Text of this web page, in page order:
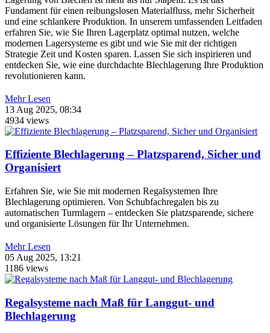
Fundament für einen reibungslosen Materialfluss, mehr Sicherheit
und eine schlankere Produktion. In unserem umfassenden Leitfaden
erfahren Sie, wie Sie Ihren Lagerplatz optimal nutzen, welche
modernen Lagersysteme es gibt und wie Sie mit der richtigen
Strategie Zeit und Kosten sparen. Lassen Sie sich inspirieren und
entdecken Sie, wie eine durchdachte Blechlagerung Ihre Produktion
revolutionieren kann.
Mehr Lesen
13 Aug 2025, 08:34
4934 views
Effiziente Blechlagerung – Platzsparend, Sicher und
Organisiert
Erfahren Sie, wie Sie mit modernen Regalsystemen Ihre
Blechlagerung optimieren. Von Schubfachregalen bis zu
automatischen Turmlagern – entdecken Sie platzsparende, sichere
und organisierte Lösungen für Ihr Unternehmen.
Mehr Lesen
05 Aug 2025, 13:21
1186 views
Regalsysteme nach Maß für Langgut- und
Blechlagerung